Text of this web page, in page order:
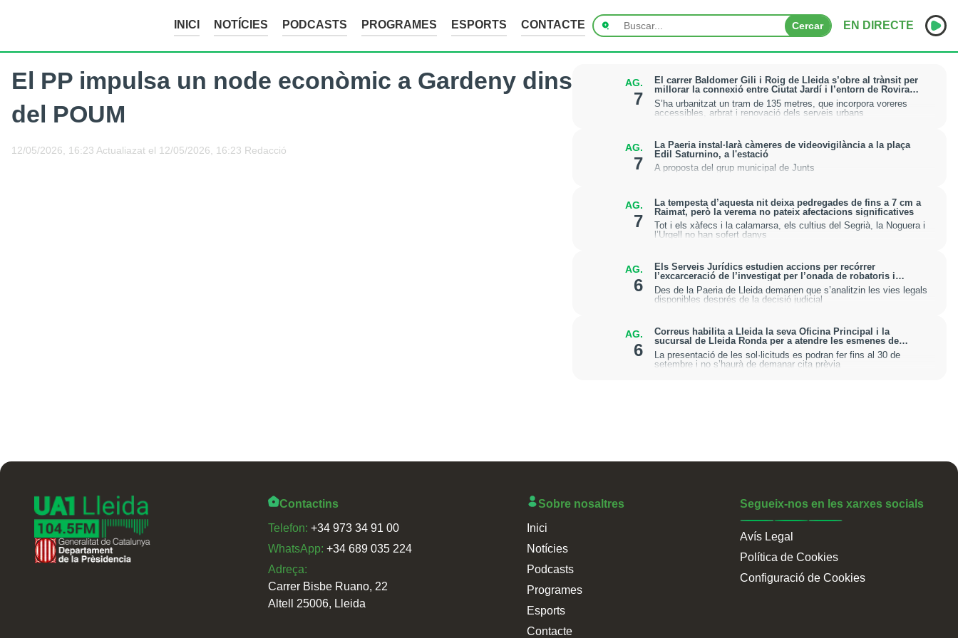
INICI NOTÍCIES PODCASTS PROGRAMES ESPORTS CONTACTE Cercar EN DIRECTE
INICI
NOTÍCIES
CONTACTE
El PP impulsa un node econòmic a Gardeny dins
del POUM
12/05/2026, 16:23 Actualiazat el 12/05/2026, 16:23 Redacció
AG.
7
El carrer Baldomer Gili i Roig de Lleida s’obre al trànsit per
millorar la connexió entre Ciutat Jardí i l’entorn de Rovira
Roure
S’ha urbanitzat un tram de 135 metres, que incorpora voreres
accessibles, arbrat i renovació dels serveis urbans
AG.
7
La Paeria instal·larà càmeres de videovigilància a la plaça
Edil Saturnino, a l'estació
A proposta del grup municipal de Junts
AG.
7
La tempesta d’aquesta nit deixa pedregades de fins a 7 cm a
Raimat, però la verema no pateix afectacions significatives
Tot i els xàfecs i la calamarsa, els cultius del Segrià, la Noguera i
l’Urgell no han sofert danys
AG.
6
Els Serveis Jurídics estudien accions per recórrer
l’excarceració de l’investigat per l’onada de robatoris i
incendis a l’Horta
Des de la Paeria de Lleida demanen que s’analitzin les vies legals
disponibles després de la decisió judicial
AG.
6
Correus habilita a Lleida la seva Oficina Principal i la
sucursal de Lleida Ronda per a atendre les esmenes de
regularització de migrants
La presentació de les sol·licituds es podran fer fins al 30 de
setembre i no s’haurà de demanar cita prèvia
Contactins
Telefon: +34 973 34 91 00
WhatsApp: +34 689 035 224
Adreça:
Carrer Bisbe Ruano, 22
Altell 25006, Lleida
Sobre nosaltres
Inici
Notícies
Podcasts
Programes
Esports
Contacte
Segueix-nos en les xarxes socials
Avís Legal
Política de Cookies
Configuració de Cookies